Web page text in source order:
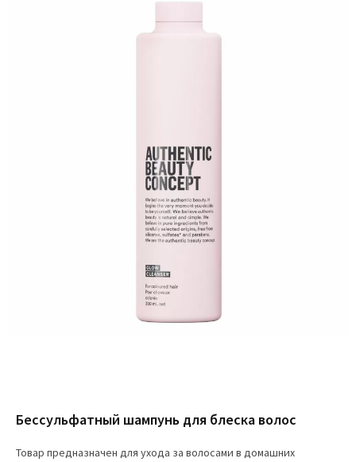
Бессульфатный шампунь для блеска волос
Товар предназначен для ухода за волосами в домашних